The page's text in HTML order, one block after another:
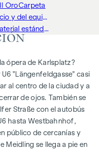
OroCarpeta
Descripción del edificio y del equipamiento
BAB Concepto de material estándar y planta superior
ópera de Karlsplatz?
"Längenfeldgasse" casi
al centro de la ciudad y a
de ojos. También se
Straße con el autobús
hasta Westbahnhof,
público de cercanías y
Meidling se llega a pie en